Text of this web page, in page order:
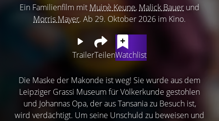
Ein Familienfilm mit Muinè Keune, Malick Bauer und
Morris Mayer. Ab 29. Oktober 2026 im Kino.
TrailerTeilenWatchlist
Die Maske der Makonde ist weg! Sie wurde aus dem
Leipziger Grassi Museum für Völkerkunde gestohlen
und Johannas Opa, der aus Tansania zu Besuch ist,
wird verdächtigt. Um seine Unschuld zu beweisen und